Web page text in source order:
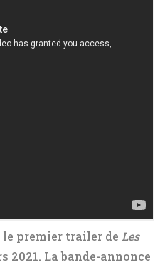
le premier trailer de Les
2021. La bande-annonce